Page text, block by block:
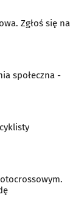
Zgłoś się na
społeczna -